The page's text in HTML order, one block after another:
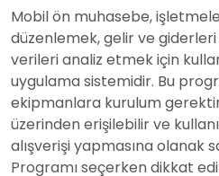
Mobil ön muhasebe,
düzenlemek, gelir ve
verileri analiz etmek için
uygulama sistemidir. Bu
ekipmanlara kurulum
üzerinden erişilebilir ve
alışverişi yapmasına olanak
Programıseçerken dikkat